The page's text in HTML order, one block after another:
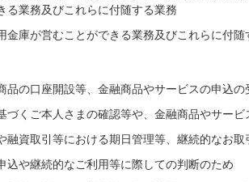
る業務及びこれらに付随する業務
金庫が営むことができる業務及びこれらに付
品の口座開設等、金融商品やサービスの申込の
づくご本人さまの確認等や、金融商品やサー
融資取引等における期日管理等、継続的なお取
込や継続的なご利用等に際しての判断のため